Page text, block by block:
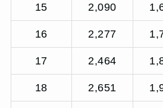
15 2,090
16 2,277
17 2,464
18 2,651